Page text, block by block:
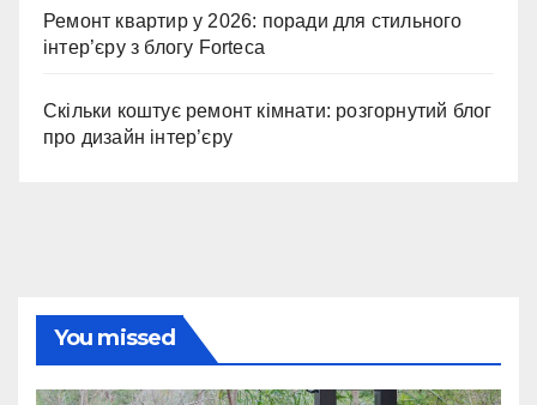
Ремонт квартир у 2026: поради для стильного
інтер’єру з блогу Forteca
Скільки коштує ремонт кімнати: розгорнутий блог
про дизайн інтер’єру
You missed